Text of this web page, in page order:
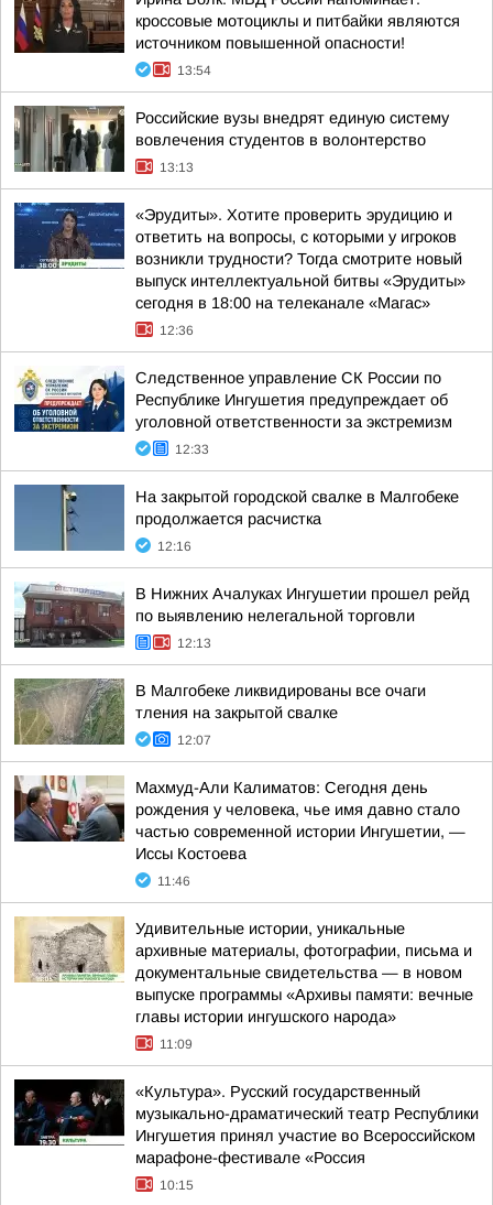
кроссовые мотоциклы и питбайки являются
источником повышенной опасности!
13:54
Российские вузы внедрят единую систему
вовлечения студентов в волонтерство
13:13
«Эрудиты». Хотите проверить эрудицию и
ответить на вопросы, с которыми у игроков
возникли трудности? Тогда смотрите новый
выпуск интеллектуальной битвы «Эрудиты»
сегодня в 18:00 на телеканале «Магас»
12:36
Следственное управление СК России по
Республике Ингушетия предупреждает об
уголовной ответственности за экстремизм
12:33
На закрытой городской свалке в Малгобеке
продолжается расчистка
12:16
В Нижних Ачалуках Ингушетии прошел рейд
по выявлению нелегальной торговли
12:13
В Малгобеке ликвидированы все очаги
тления на закрытой свалке
12:07
Махмуд-Али Калиматов: Сегодня день
рождения у человека, чье имя давно стало
частью современной истории Ингушетии, —
Иссы Костоева
11:46
Удивительные истории, уникальные
архивные материалы, фотографии, письма и
документальные свидетельства — в новом
выпуске программы «Архивы памяти: вечные
главы истории ингушского народа»
11:09
«Культура». Русский государственный
музыкально-драматический театр Республики
Ингушетия принял участие во Всероссийском
марафоне-фестивале «Россия
10:15